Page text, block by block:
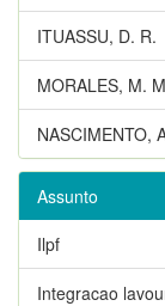
ITUASSU, D. R.
MORALES, M.
NASCIMENTO,
Assunto
Ilpf
Integracao